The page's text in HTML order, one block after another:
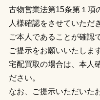
古物営業法第15条第１項
人様確認をさせていただ
ご本人であることが確認
ご提示をお願いいたしま
宅配買取の場合は、本人
ださい。
なお、ご提示いただいた